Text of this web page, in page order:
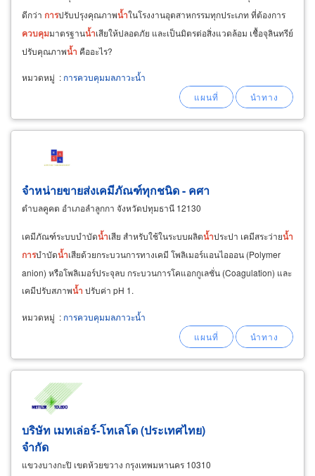
ดีกว่า การปรับปรุงคุณภาพน้ำในโรงงานอุตสาหกรรมทุกประเภท ที่ต้องการ
ควบคุมมาตรฐานน้ำเสียให้ปลอดภัย และเป็นมิตรต่อสิ่งแวดล้อม เชื้อจุลินทรีย์
ปรับคุณภาพน้ำ คืออะไร?
หมวดหมู่ : การควบคุมมลภาวะน้ำ
จำหน่ายขายส่งเคมีภัณฑ์ทุกชนิด - คศา
ตำบลคูคต อำเภอลำลูกกา จังหวัดปทุมธานี 12130
เคมีภัณฑ์ระบบบำบัดน้ำเสีย สำหรับใช้ในระบบผลิตน้ำประปา เคมีสระว่ายน้ำ
การบำบัดน้ำเสียด้วยกระบวนการทางเคมี โพลิเมอร์แอนไอออน (Polymer
anion) หรือโพลิเมอร์ประจุลบ กระบวนการโคแอกกูเลชั่น (Coagulation) และ
เคมีปรับสภาพน้ำ ปรับค่า pH 1.
หมวดหมู่ : การควบคุมมลภาวะน้ำ
บริษัท เมทเล่อร์-โทเลโด (ประเทศไทย)
จำกัด
แขวงบางกะปิ เขตห้วยขวาง กรุงเทพมหานคร 10310